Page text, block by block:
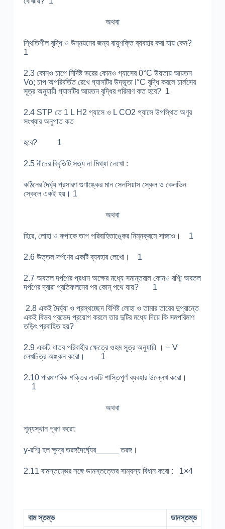
অথবা
স্থিতিশীল বৃদ্ধি ও উন্নয়নের জন্য বায়ুশক্তি ব্যবহার করা যায় কেন?
1
2.3 কোনও চাপে নির্দিষ্ট ভরের কোনও গ্যাসের 0°C উয়তায় আয়তন
Vo; চাপ অপরিবর্তিত রেখে গ্যাসটির উদ্ভূতা I°C বৃদ্ধি করলে চার্লসের
সূত্র অনুযায়ী গ্যাসটির আয়তন বৃদ্ধির পরিমাণ কত হবে? 1
2.4 STP তে 1 L H2 গ্যাসে ও L CO2 গ্যাসে উপস্থিত অণুর
সংখ্যার অনুপাত কত
হবে? 1
2.5 নীচের বিবৃতিটি সত্য না মিথ্যা লেখো :
কঠিনের দৈর্ঘ্য প্রসারণ গুণাঙ্কের মান সেলসিয়াস স্কেল ও কেলভিন
স্কেলে একই হয়। 1
অথবা
হিরে, লোহা ও রুপাকে তাপ পরিবাহিতাঙ্কের নিম্নক্রমে সাজাও। 1
2.6 উত্তল দর্পণের একটি ব্যবহার লেখো। 1
2.7 অবতল দর্পণের প্রধান অক্ষের মধ্যে সমান্তরাল কোনও রশ্মি অবতল
দর্পণের দ্বারা প্রতিফলনের পর কোন্ পথে যায়? 1
2.8 একই দৈর্ঘ্যা ও প্রস্থচ্ছেদ বিশিষ্ট লোহা ও তামার তারের দুপ্রান্তে
একই বিভব প্রভেদ প্রয়োগ করলে তার দুটির মধ্যে দিয়ে কি সমপরিমাণ
তড়িৎ প্রবাহিত হয়?
2.9 একটি ধাতব পরিবাহীর ক্ষেত্রে ওহম সূত্র অনুযায়ী । – V
লেখচিত্র অঙ্কন করো। 1
2.10 পারমাণবিক শক্তির একটি শাস্তিপূর্ণ ব্যবহার উল্লেখ করো।
1
অথবা
শূন্যস্থান পূরণ করো:
y-রশ্মি হল ক্ষুদ্র তরঙ্গদৈর্ঘ্যের_____ তরঙ্গ।
2.11 বামস্তম্ভের সঙ্গে ডানস্তত্তের সাম্যস্য বিধান করো : 1×4
বাম স্তম্ভ ডানস্তম্ভ